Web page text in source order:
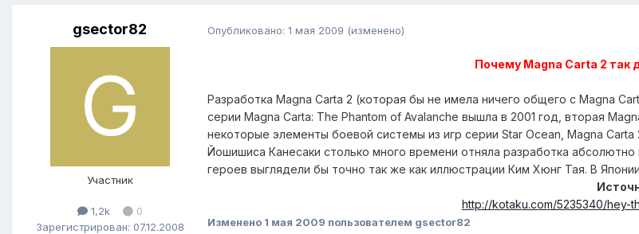
gsector82
Участник
1,2k
0
Зарегистрирован: 07.12.2008
Опубликовано: 1 мая 2009 (изменено)
Почему Magna Carta 2 так
Разработка Magna Carta 2 (которая бы не имела ничего общего с Magna
серии Magna Carta: The Phantom of Avalanche вышла в 2001 год, вторая
некоторые элементы боевой системы из игр серии Star Ocean, Magna
Йошишиса Канесаки столько много времени отняла разработка
героев выглядели бы точно так же как иллюстрации Ким Хюнг Тая. В
http://kotaku.com/5235340/hey-
Изменено 1 мая 2009 пользователем gsector82